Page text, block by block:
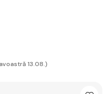
13.08.)